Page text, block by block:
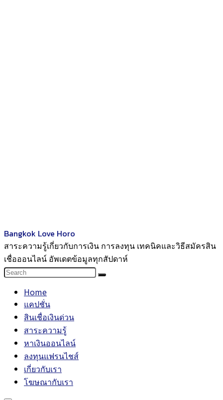
Bangkok Love Horo
สาระความรู้เกี่ยวกับการเงิน การลงทุน เทคนิคและวิธีสมัครสิน
เชื่อออนไลน์ อัพเดตข้อมูลทุกสัปดาห์
Home
แคปชั่น
สินเชื่อเงินด่วน
สาระความรู้
หาเงินออนไลน์
ลงทุนแฟรนไชส์
เกี่ยวกับเรา
โฆษณากับเรา